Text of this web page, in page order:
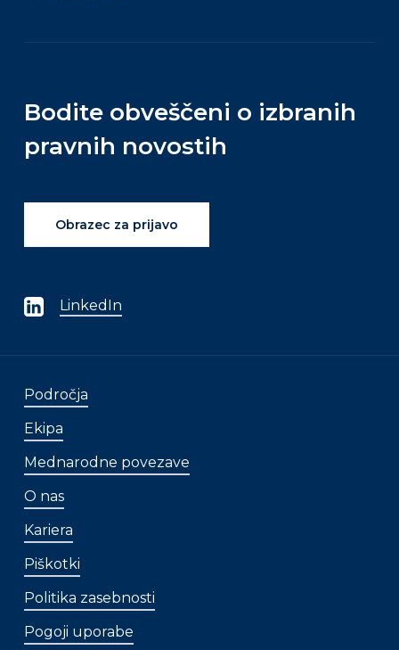
Bodite obveščeni o izbranih
pravnih novostih
Obrazec za prijavo
LinkedIn
Področja
Ekipa
Mednarodne povezave
O nas
Kariera
Piškotki
Politika zasebnosti
Pogoji uporabe